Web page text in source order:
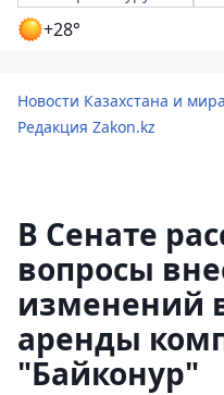
+28°
Новости Казахстана и
Редакция Zakon.kz
В Сенате
вопросы
изменений
аренды
"Байконур"